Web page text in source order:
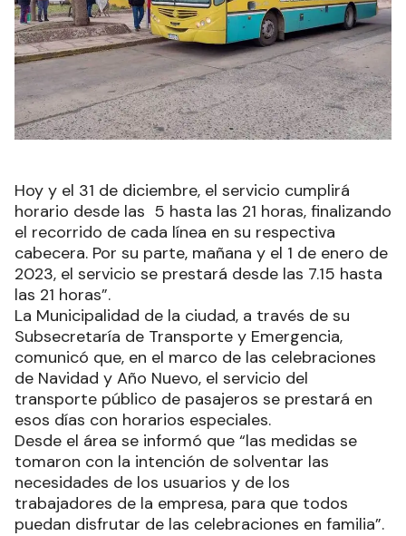
Hoy y el 31 de diciembre, el servicio cumplirá
horario desde las 5 hasta las 21 horas, finalizando
el recorrido de cada línea en su respectiva
cabecera. Por su parte, mañana y el 1 de enero de
2023, el servicio se prestará desde las 7.15 hasta
las 21 horas”.
La Municipalidad de la ciudad, a través de su
Subsecretaría de Transporte y Emergencia,
comunicó que, en el marco de las celebraciones
de Navidad y Año Nuevo, el servicio del
transporte público de pasajeros se prestará en
esos días con horarios especiales.
Desde el área se informó que “las medidas se
tomaron con la intención de solventar las
necesidades de los usuarios y de los
trabajadores de la empresa, para que todos
puedan disfrutar de las celebraciones en familia”.